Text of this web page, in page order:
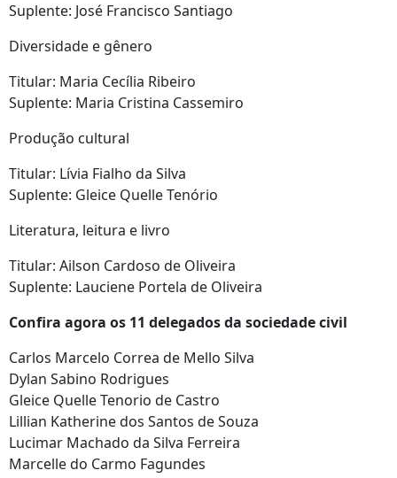
Suplente: José Francisco Santiago
Diversidade e gênero
Titular: Maria Cecília Ribeiro
Suplente: Maria Cristina Cassemiro
Produção cultural
Titular: Lívia Fialho da Silva
Suplente: Gleice Quelle Tenório
Literatura, leitura e livro
Titular: Ailson Cardoso de Oliveira
Suplente: Lauciene Portela de Oliveira
Confira agora os 11 delegados da sociedade civil
Carlos Marcelo Correa de Mello Silva
Dylan Sabino Rodrigues
Gleice Quelle Tenorio de Castro
Lillian Katherine dos Santos de Souza
Lucimar Machado da Silva Ferreira
Marcelle do Carmo Fagundes